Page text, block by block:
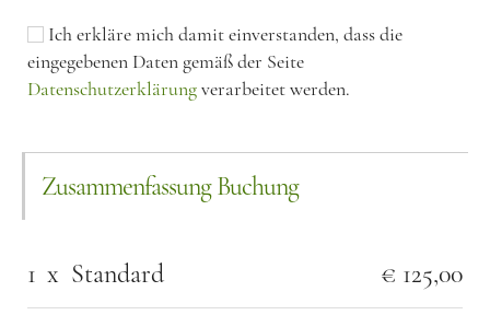
Ich erkläre mich damit einverstanden, dass die
eingegebenen Daten gemäß der Seite
Datenschutzerklärungverarbeitet werden.
Zusammenfassung Buchung
1 x Standard € 125,00